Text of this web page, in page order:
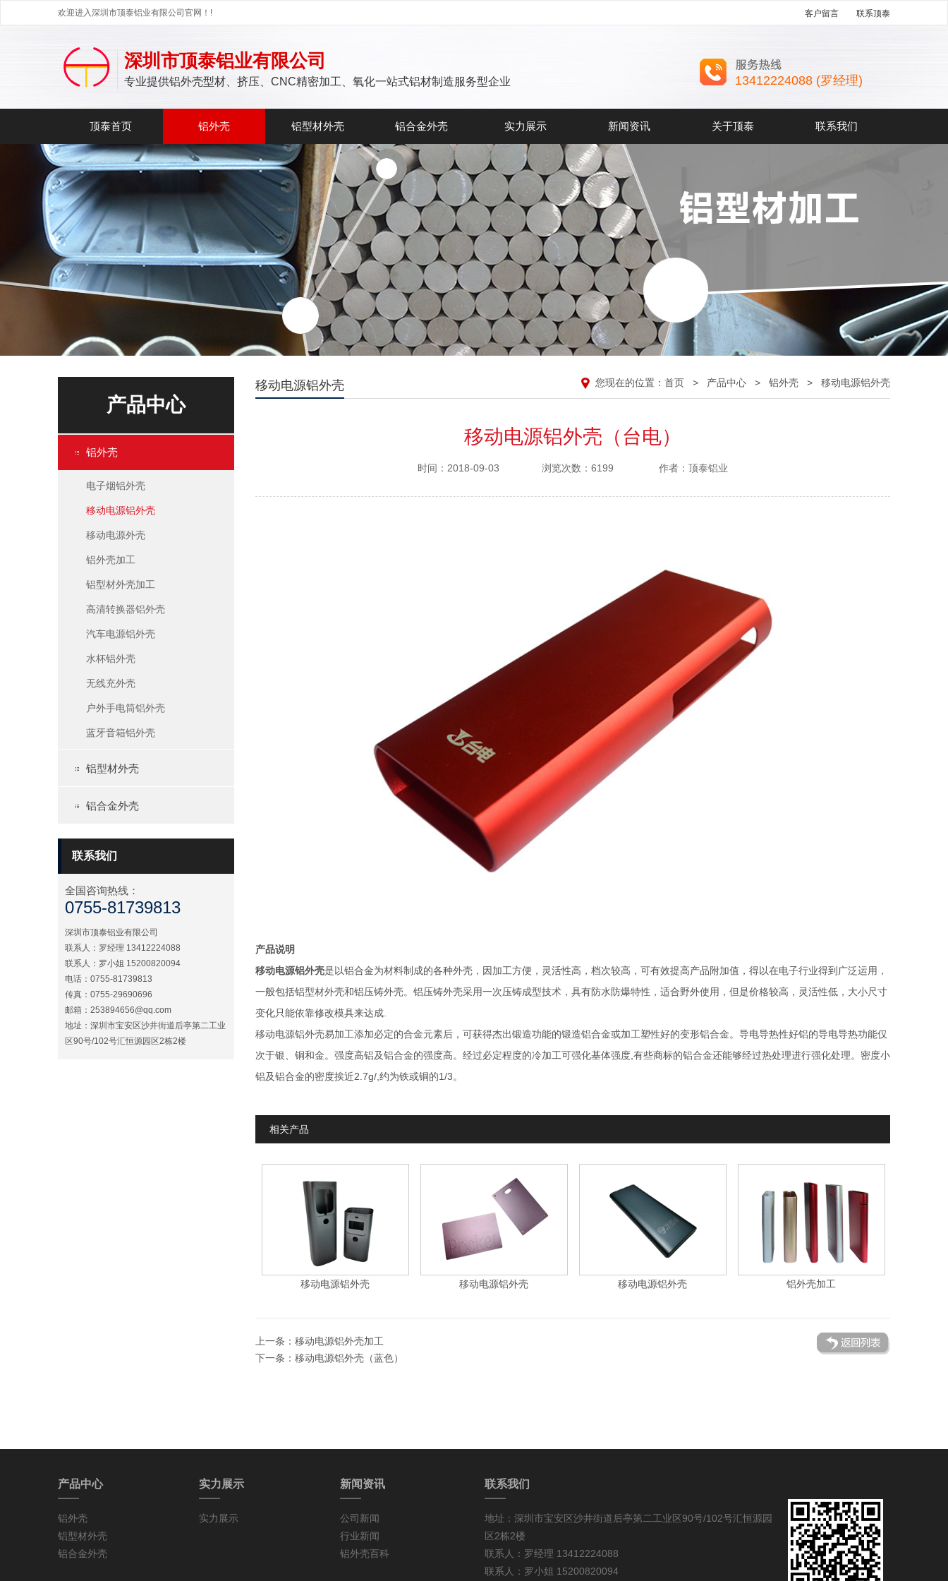
欢迎进入深圳市顶泰铝业有限公司官网！! 联系顶泰
客户留言
深圳市顶泰铝业有限公司
专业提供铝外壳型材、挤压、CNC精密加工、氧化一站式铝材制造服务型企业 13412224088 (罗经理)
顶泰首页 铝外壳 铝型材外壳 铝合金外壳 实力展示 新闻资讯 关于顶泰 联系我们
产品中心
铝外壳
电子烟铝外壳
移动电源铝外壳
移动电源外壳
铝外壳加工
铝型材外壳加工
高清转换器铝外壳
汽车电源铝外壳
水杯铝外壳
无线充外壳
户外手电筒铝外壳
蓝牙音箱铝外壳
铝型材外壳
铝合金外壳
联系我们
全国咨询热线：
0755-81739813
深圳市顶泰铝业有限公司
联系人：罗经理 13412224088
联系人：罗小姐 15200820094
电话：0755-81739813
传真：0755-29690696
邮箱：253894656@qq.com
地址：深圳市宝安区沙井街道后亭第二工业
区90号/102号汇恒源园区2栋2楼
您现在的位置： 首页 > 产品中心 > 铝外壳 > 移动电源铝外壳
移动电源铝外壳
移动电源铝外壳（台电）
时间：2018-09-03 浏览次数：6199 作者：顶泰铝业
产品说明
移动电源铝外壳是以铝合金为材料制成的各种外壳，因加工方便，灵活性高，档次较高，可有效提高产品附加值，得以在电子行业得到广泛运用，
一般包括铝型材外壳和铝压铸外壳。铝压铸外壳采用一次压铸成型技术，具有防水防爆特性，适合野外使用，但是价格较高，灵活性低，大小尺寸
变化只能依靠修改模具来达成.
移动电源铝外壳易加工添加必定的合金元素后，可获得杰出锻造功能的锻造铝合金或加工塑性好的变形铝合金。导电导热性好铝的导电导热功能仅
次于银、铜和金。强度高铝及铝合金的强度高。经过必定程度的冷加工可强化基体强度,有些商标的铝合金还能够经过热处理进行强化处理。密度小
铝及铝合金的密度挨近2.7g/,约为铁或铜的1/3。
相关产品
移动电源铝外壳 移动电源铝外壳 移动电源铝外壳 铝外壳加工
上一条： 移动电源铝外壳加工
下一条： 移动电源铝外壳（蓝色）
产品中心
铝外壳
铝型材外壳
铝合金外壳
实力展示
实力展示
新闻资讯
公司新闻
行业新闻
铝外壳百科
联系我们
地址：深圳市宝安区沙井街道后亭第二工业区90号/102号汇恒源园
区2栋2楼
联系人：罗经理 13412224088
联系人：罗小姐 15200820094